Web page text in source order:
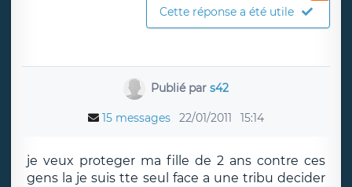
Cette réponse a été utile
Publié pars42
15 messages 22/01/2011 15:14
je veux proteger ma fille de 2 ans contre ces
gens la je suis tte seul face a une tribu decider